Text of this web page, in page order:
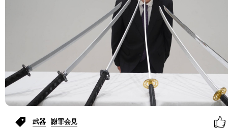
武器 謝罪会見